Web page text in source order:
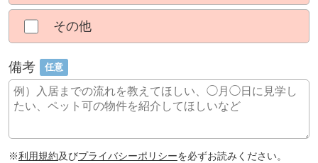
その他
備考 任意
※利用規約及びプライバシーポリシーを必ずお読みください。